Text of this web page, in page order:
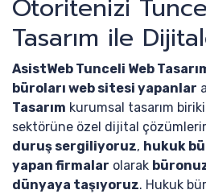
Otoritenizi
Tasarım ile
AsistWeb Tunceli Web
büroları web sitesi yapanlar
Tasarım kurumsal tasarım
sektörüne özel dijital
duruş sergiliyoruz, hukuk
yapan firmalar olarak
dünyaya taşıyoruz. Hukuk